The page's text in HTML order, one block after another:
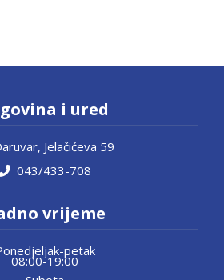
i ured
Jelačićeva 59
043/433-708
vrijeme
petak
08:00-19:00